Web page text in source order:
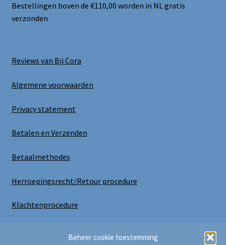
Beheer cookie toestemming
Bestellingen boven de €110,00 worden in NL gratis
verzonden
Reviews van Bij Cora
Algemene voorwaarden
Privacy statement
Betalen en Verzenden
Betaalmethodes
Herroepingsrecht/Retour procedure
Klachtenprocedure